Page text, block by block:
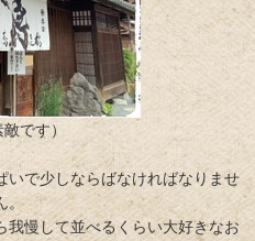
です）
いで少しならばなければなりませ
。
我慢して並べるくらい大好きなお